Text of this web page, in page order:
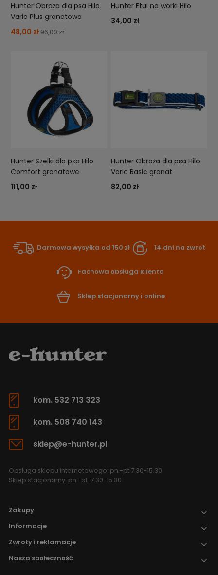
Hunter Obroża dla psa Hilo
Vario Plus granatowa
48,00 zł96,00 zł
Hunter Etui na worki Hilo
34,00 zł
Hunter Szelki dla psa Hilo
Comfort granatowe
111,00 zł
Hunter Obroża dla psa Hilo
Vario Basic granat
82,00 zł
Darmowa wysyłka od 150 zł 14 dni na zwrot
Fachowa obsługa klienta
Sklep stacjonarny i online
kom. 532 713 323
kom. 508 740 143
sklep@e-hunter.pl
Obsługa sklepu internetowego: pn.-pt 7.30-15.30
Sklep stacjonarny: pn.-pt. 7.30-15.30
Zakupy
Informacje
Zwroty i reklamacje
Nasza społeczność